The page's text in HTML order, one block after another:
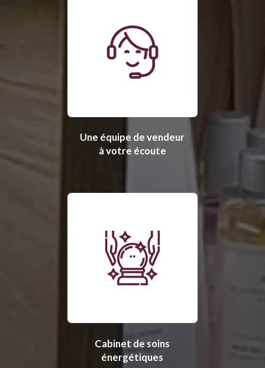
Une équipe de vendeur
à votre écoute
Cabinet de soins
énergétiques